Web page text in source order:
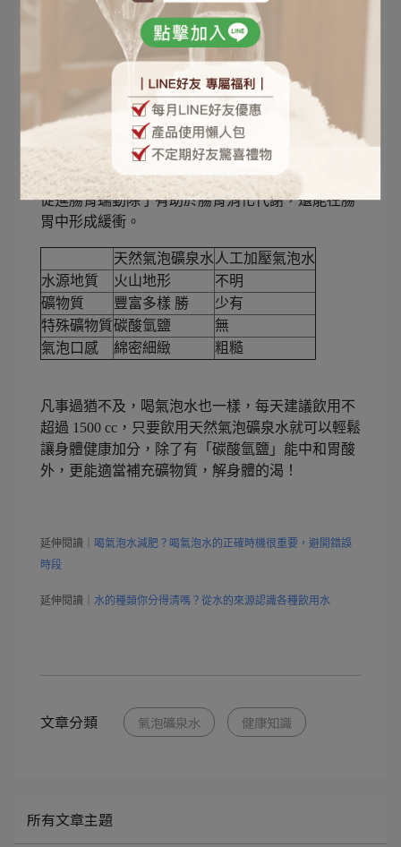
人工機器打氣的更綿密細緻。然而市面上大多數的
氣泡水是將人工機器將二氧化碳以高壓注入純水或
天然水中，所以相較之下氣泡粗糙外，更缺少天然
礦物質，尤其是「碳酸氫鹽」！
「碳酸氫鹽」聽起來或許有些陌生，但在人體中能
起到良好的幫助，因為過量飲用含氣飲料或氣泡水
可能會造成二氧化碳在胃中過度釋放而增加胃酸，
然而天然氣泡水中的「碳酸氫鹽」可以中和胃酸，
促進腸胃蠕動除了有助於腸胃消化代謝，還能在腸
胃中形成緩衝。
天然氣泡礦泉水人工加壓氣泡水
水源地質
火山地形
不明
礦物質
豐富多樣 勝
少有
特殊礦物質碳酸氫鹽
無
氣泡口感
綿密細緻 粗糙
凡事過猶不及，喝氣泡水也一樣，每天建議飲用不
超過 1500 cc，只要飲用天然氣泡礦泉水就可以輕鬆
讓身體健康加分，除了有「碳酸氫鹽」能中和胃酸
外，更能適當補充礦物質，解身體的渴！
延伸閱讀｜ 喝氣泡水減肥？喝氣泡水的正確時機很重要，避開錯誤
時段
延伸閱讀｜ 水的種類你分得清嗎？從水的來源認識各種飲用水
文章分類 氣泡礦泉水 健康知識
所有文章主題